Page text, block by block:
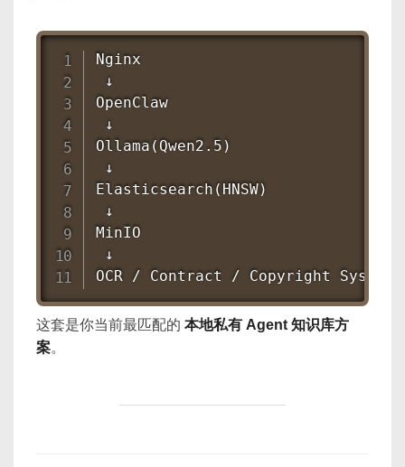
Nginx
↓
OpenClaw
↓
Ollama(Qwen2.5)
↓
Elasticsearch(HNSW)
↓
MinIO
↓
OCR / Contract / Copyright System
这套是你当前最匹配的 本地私有 Agent 知识库方
案。